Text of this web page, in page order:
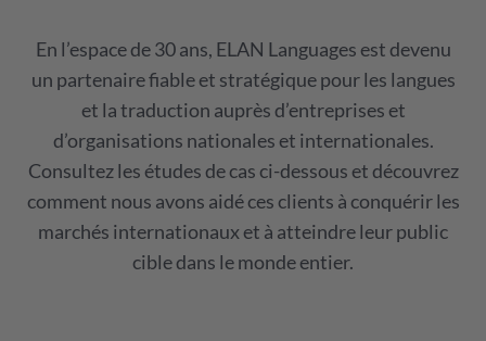
En l’espace de 30 ans, ELAN Languages est devenu
un partenaire fiable et stratégique pour les langues
et la traduction auprès d’entreprises et
d’organisations nationales et internationales.
Consultez les études de cas ci-dessous et découvrez
comment nous avons aidé ces clients à conquérir les
marchés internationaux et à atteindre leur public
cible dans le monde entier.